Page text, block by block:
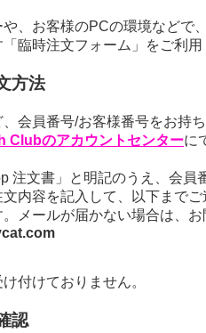
、お客様のPCの環境などで
臨時注文フォーム」をご利
方法
会員番号/お客様番号をお持
Clubのアカウントセンターに
注文書」と明記のうえ、会
内容を記入して、以下まで
。メールが届かない場合は、
付けておりません。
認